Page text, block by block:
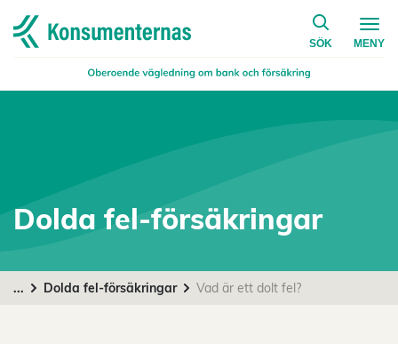
Navigera till startsidan
SÖK
på
MENY
Dolda fel-försäkringar
... Dolda fel-försäkringar Vad är ett dolt fel?